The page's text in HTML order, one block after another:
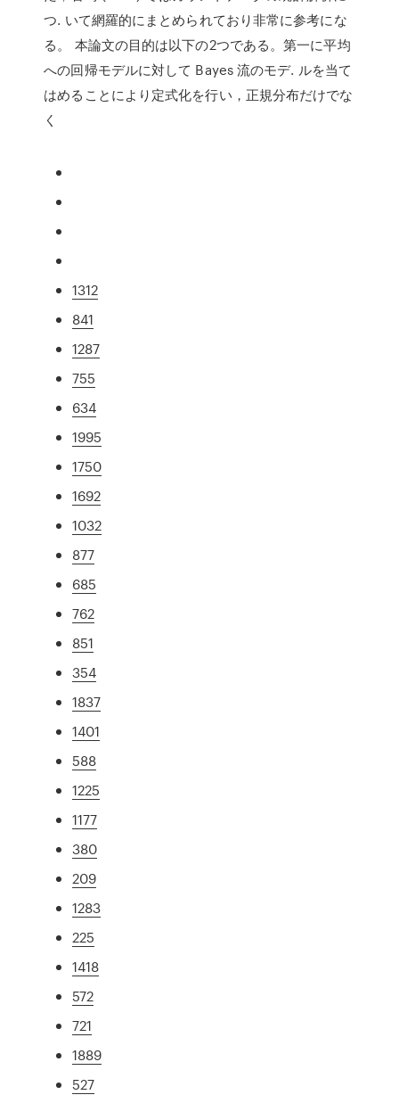
つ. いて網羅的にまとめられており非常に参考にな
る。 本論文の目的は以下の2つである。第一に平均
への回帰モデルに対して Bayes 流のモデ. ルを当て
はめることにより定式化を行い，正規分布だけでな
く
1312
841
1287
755
634
1995
1750
1692
1032
877
685
762
851
354
1837
1401
588
1225
1177
380
209
1283
225
1418
572
721
1889
527